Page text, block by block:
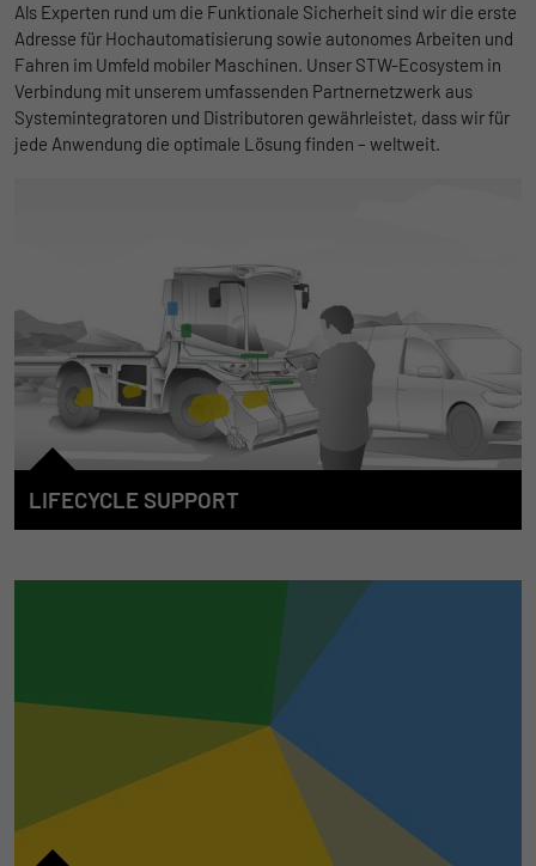
Als Experten rund um die Funktionale Sicherheit sind wir die erste
Adresse für Hochautomatisierung sowie autonomes Arbeiten und
Fahren im Umfeld mobiler Maschinen. Unser STW-Ecosystem in
Verbindung mit unserem umfassenden Partnernetzwerk aus
Systemintegratoren und Distributoren gewährleistet, dass wir für
jede Anwendung die optimale Lösung finden – weltweit.
LIFECYCLE SUPPORT
Wir begleiten unsere Kunden von Anfang an, wenn es um das
entwickeln wir Lösungen, um den gesamten
Maschinenlebenszyklus zu unterstützen. Wir bieten in den
einzelnen Phasen unsere Kompetenz, unsere
Dienstleistungen, unsere Produkte und die dazugehörigen
Werkzeuge an, um effizient und durchgängig zum Erfolg der
Maschine beizutragen.